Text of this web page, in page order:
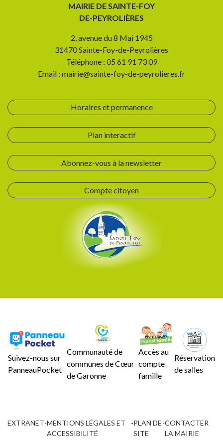
MAIRIE DE SAINTE-FOY
DE-PEYROLIÈRES
2, avenue du 8 Mai 1945
31470 Sainte-Foy-de-Peyrolières
Téléphone : 05 61 91 73 09
Email : mairie@sainte-foy-de-peyrolieres.fr
Horaires et permanence
Plan interactif
Abonnez-vous à la newsletter
Compte citoyen
Suivez-nous sur
PanneauPocket
Communauté de
communes de Cœur
de Garonne
Accès au
compte
famille
Réservation
de salles
EXTRANET-MENTIONS LÉGALES ET
ACCESSIBILITÉ
-PLAN DE
SITE
-CONTACTER
LA MAIRIE